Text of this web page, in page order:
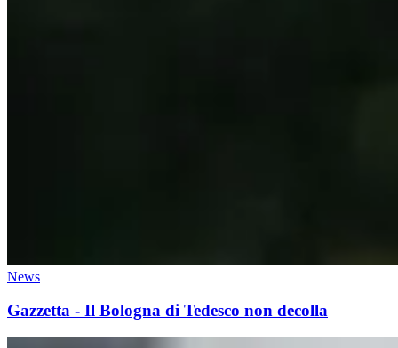
News
Gazzetta - Il Bologna di Tedesco non decolla